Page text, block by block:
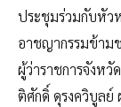
ประชุมร่วมกับหัว
อาชญากรรมข้าม
ผู้ว่าราชการจังห
ติศักดิ์ ดุรงควิบูล